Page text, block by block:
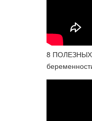
8 ПОЛЕЗНЫХ